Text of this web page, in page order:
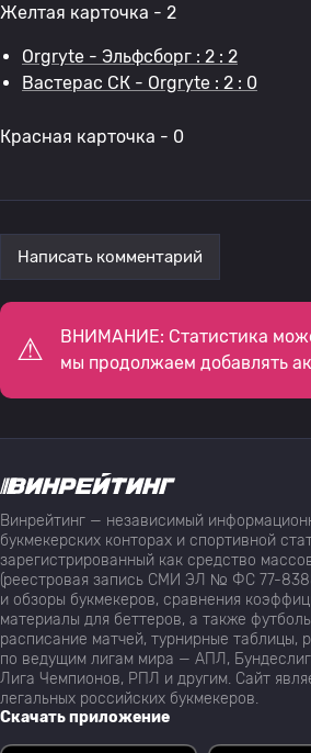
Желтая карточка - 2
Orgryte - Эльфсборг : 2 : 2
Вастерас СК - Orgryte : 2 : 0
Красная карточка - 0
Написать комментарий
ВНИМАНИЕ: Статистика
мы продолжаем добавлять
Винрейтинг — независимый
букмекерских конторах и спортивной
зарегистрированный как средство
(реестровая запись СМИ ЭЛ № ФС 77-
и обзоры букмекеров, сравнения
материалы для беттеров, а также
расписание матчей, турнирные таблицы,
по ведущим лигам мира — АПЛ,
Лига Чемпионов, РПЛ и другим. Сайт
легальных российских букмекеров.
Скачать приложение